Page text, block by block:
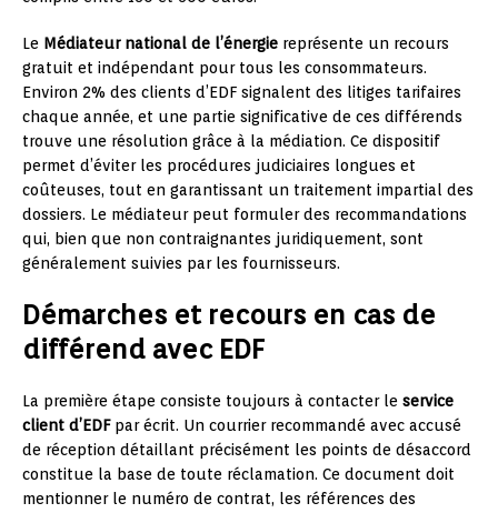
Le Médiateur national de l’énergie représente un recours
gratuit et indépendant pour tous les consommateurs.
Environ 2% des clients d’EDF signalent des litiges tarifaires
chaque année, et une partie significative de ces différends
trouve une résolution grâce à la médiation. Ce dispositif
permet d’éviter les procédures judiciaires longues et
coûteuses, tout en garantissant un traitement impartial des
dossiers. Le médiateur peut formuler des recommandations
qui, bien que non contraignantes juridiquement, sont
généralement suivies par les fournisseurs.
Démarches et recours en cas de
différend avec EDF
La première étape consiste toujours à contacter le service
client d’EDFpar écrit. Un courrier recommandé avec accusé
de réception détaillant précisément les points de désaccord
constitue la base de toute réclamation. Ce document doit
mentionner le numéro de contrat, les références des